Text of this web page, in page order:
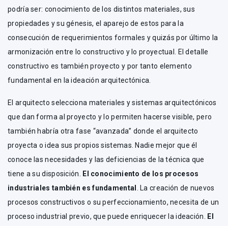
podría ser: conocimiento de los distintos materiales, sus
propiedades y su génesis, el aparejo de estos para la
consecución de requerimientos formales y quizás por último la
armonización entre lo constructivo y lo proyectual. El detalle
constructivo es también proyecto y por tanto elemento
fundamental en la ideación arquitectónica.
El arquitecto selecciona materiales y sistemas arquitectónicos
que dan forma al proyecto y lo permiten hacerse visible, pero
también habría otra fase “avanzada” donde el arquitecto
proyecta o idea sus propios sistemas. Nadie mejor que él
conoce las necesidades y las deficiencias de la técnica que
tiene a su disposición. El conocimiento de los procesos
industriales también es fundamental . La creación de nuevos
procesos constructivos o su perfeccionamiento, necesita de un
proceso industrial previo, que puede enriquecer la ideación. El